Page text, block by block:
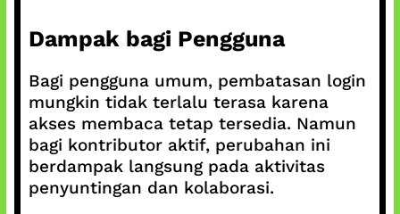
Dampak bagi Pengguna
Bagi pengguna umum, pembatasan login
mungkin tidak terlalu terasa karena
akses membaca tetap tersedia. Namun
bagi kontributor aktif, perubahan ini
berdampak langsung pada aktivitas
penyuntingan dan kolaborasi.